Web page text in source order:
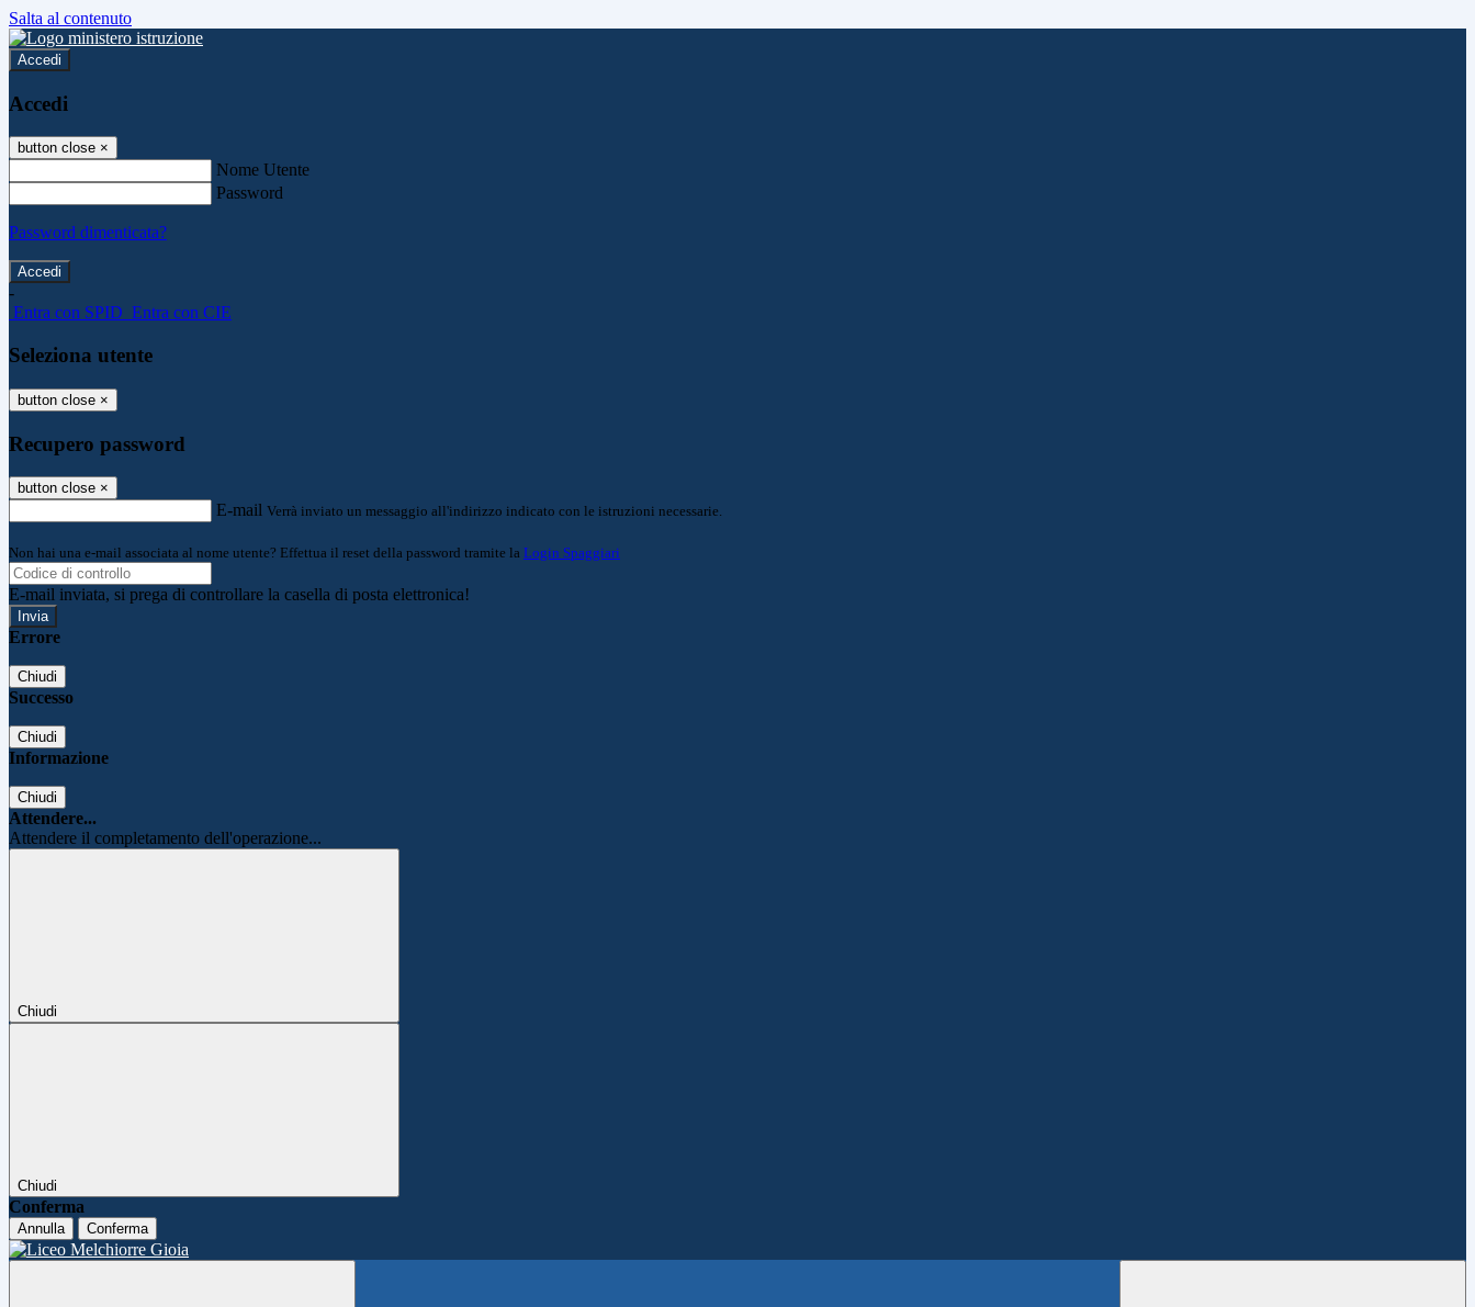
Salta al contenuto
Accedi
Accedi
button close ×
Nome Utente
Password
Password dimenticata?
-
Entra con SPID Entra con CIE
Seleziona utente
button close ×
Recupero password
button close ×
E-mail Verrà inviato un messaggio all'indirizzo indicato con le istruzioni necessarie.
Non hai una e-mail associata al nome utente? Effettua il reset della password tramite la Login Spaggiari
E-mail inviata, si prega di controllare la casella di posta elettronica!
Errore
Chiudi
Successo
Chiudi
Informazione
Chiudi
Attendere...
Attendere il completamento dell'operazione...
Chiudi
Chiudi
Conferma
Annulla Conferma